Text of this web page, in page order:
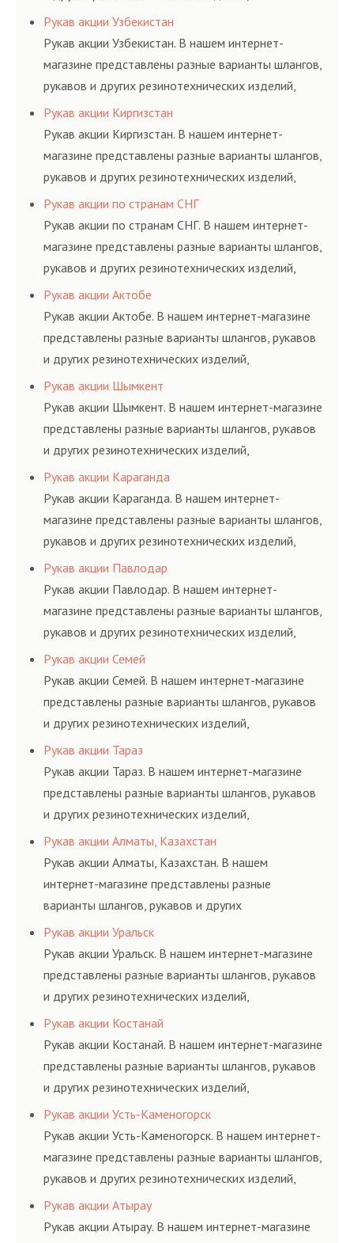
соответствующих ГОСТам, техническим условиям
и нормативам.
Рукав акции Узбекистан
Рукав акции Узбекистан. В нашем интернет-
магазине представлены разные варианты шлангов,
рукавов и других резинотехнических изделий,
соответствующих ГОСТам, техническим условиям
и нормативам.
Рукав акции Киргизстан
Рукав акции Киргизстан. В нашем интернет-
магазине представлены разные варианты шлангов,
рукавов и других резинотехнических изделий,
соответствующих ГОСТам, техническим условиям
и нормативам.
Рукав акции по странам СНГ
Рукав акции по странам СНГ. В нашем интернет-
магазине представлены разные варианты шлангов,
рукавов и других резинотехнических изделий,
соответствующих ГОСТам, техническим условиям
и нормативам.
Рукав акции Актобе
Рукав акции Актобе. В нашем интернет-магазине
представлены разные варианты шлангов, рукавов
и других резинотехнических изделий,
соответствующих ГОСТам, техническим условиям
и нормативам.
Рукав акции Шымкент
Рукав акции Шымкент. В нашем интернет-магазине
представлены разные варианты шлангов, рукавов
и других резинотехнических изделий,
соответствующих ГОСТам, техническим условиям
и нормативам.
Рукав акции Караганда
Рукав акции Караганда. В нашем интернет-
магазине представлены разные варианты шлангов,
рукавов и других резинотехнических изделий,
соответствующих ГОСТам, техническим условиям
и нормативам.
Рукав акции Павлодар
Рукав акции Павлодар. В нашем интернет-
магазине представлены разные варианты шлангов,
рукавов и других резинотехнических изделий,
соответствующих ГОСТам, техническим условиям
и нормативам.
Рукав акции Семей
Рукав акции Семей. В нашем интернет-магазине
представлены разные варианты шлангов, рукавов
и других резинотехнических изделий,
соответствующих ГОСТам, техническим условиям
и нормативам.
Рукав акции Тараз
Рукав акции Тараз. В нашем интернет-магазине
представлены разные варианты шлангов, рукавов
и других резинотехнических изделий,
соответствующих ГОСТам, техническим условиям
и нормативам.
Рукав акции Алматы, Казахстан
Рукав акции Алматы, Казахстан. В нашем
интернет-магазине представлены разные
варианты шлангов, рукавов и других
резинотехнических изделий, соответствующих
ГОСТам, техническим условиям и нормативам.
Рукав акции Уральск
Рукав акции Уральск. В нашем интернет-магазине
представлены разные варианты шлангов, рукавов
и других резинотехнических изделий,
соответствующих ГОСТам, техническим условиям
и нормативам.
Рукав акции Костанай
Рукав акции Костанай. В нашем интернет-магазине
представлены разные варианты шлангов, рукавов
и других резинотехнических изделий,
соответствующих ГОСТам, техническим условиям
и нормативам.
Рукав акции Усть-Каменогорск
Рукав акции Усть-Каменогорск. В нашем интернет-
магазине представлены разные варианты шлангов,
рукавов и других резинотехнических изделий,
соответствующих ГОСТам, техническим условиям
и нормативам.
Рукав акции Атырау
Рукав акции Атырау. В нашем интернет-магазине